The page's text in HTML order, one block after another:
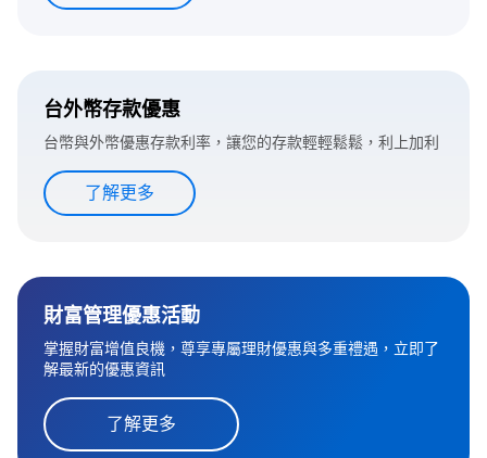
台外幣存款優惠
台幣與外幣優惠存款利率，讓您的存款輕輕鬆鬆，利上加利
了解更多
財富管理優惠活動
掌握財富增值良機，尊享專屬理財優惠與多重禮遇，立即了
解最新的優惠資訊
了解更多